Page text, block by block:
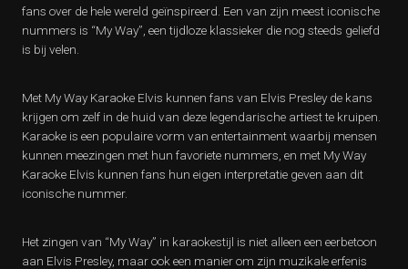
fans over de hele wereld geïnspireerd. Een van zijn meest iconische
nummers is “My Way”, een tijdloze klassieker die nog steeds geliefd
is bij velen.
Met My Way Karaoke Elvis kunnen fans van Elvis Presley de kans
krijgen om zelf in de huid van deze legendarische artiest te kruipen.
Karaoke is een populaire vorm van entertainment waarbij mensen
kunnen meezingen met hun favoriete nummers, en met My Way
Karaoke Elvis kunnen fans hun eigen interpretatie geven aan dit
iconische nummer.
Het zingen van “My Way” in karaokestijl is niet alleen een eerbetoon
aan Elvis Presley, maar ook een manier om zijn muzikale erfenis